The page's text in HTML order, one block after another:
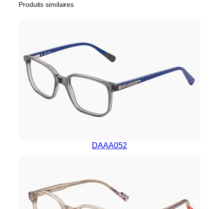
Produits similaires
DAAA052